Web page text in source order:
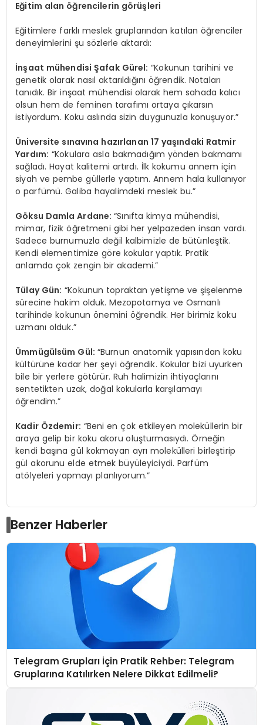
Eğitim alan öğrencilerin görüşleri
Eğitimlere farklı meslek gruplarından katılan öğrenciler
deneyimlerini şu sözlerle aktardı:
İnşaat mühendisi Şafak Gürel: “Kokunun tarihini ve
genetik olarak nasıl aktarıldığını öğrendik. Notaları
tanıdık. Bir inşaat mühendisi olarak hem sahada kalıcı
olsun hem de feminen tarafımı ortaya çıkarsın
istiyordum. Koku aslında sizin duygunuzla konuşuyor.”
Üniversite sınavına hazırlanan 17 yaşındaki Ratmir
Yardım: “Kokulara asla bakmadığım yönden bakmamı
sağladı. Hayat kalitemi artırdı. İlk kokumu annem için
siyah ve pembe güllerle yaptım. Annem hala kullanıyor
o parfümü. Galiba hayalimdeki meslek bu.”
Göksu Damla Ardane:“Sınıfta kimya mühendisi,
mimar, fizik öğretmeni gibi her yelpazeden insan vardı.
Sadece burnumuzla değil kalbimizle de bütünleştik.
Kendi elementimize göre kokular yaptık. Pratik
anlamda çok zengin bir akademi.”
Tülay Gün: “Kokunun topraktan yetişme ve şişelenme
sürecine hakim olduk. Mezopotamya ve Osmanlı
tarihinde kokunun önemini öğrendik. Her birimiz koku
uzmanı olduk.”
Ümmügülsüm Gül: “Burnun anatomik yapısından koku
kültürüne kadar her şeyi öğrendik. Kokular bizi uyurken
bile bir yerlere götürür. Ruh halimizin ihtiyaçlarını
sentetikten uzak, doğal kokularla karşılamayı
öğrendim.”
Kadir Özdemir: “Beni en çok etkileyen moleküllerin bir
araya gelip bir koku akoru oluşturmasıydı. Örneğin
kendi başına gül kokmayan ayrı molekülleri birleştirip
gül akorunu elde etmek büyüleyiciydi. Parfüm
atölyeleri yapmayı planlıyorum.”
Benzer Haberler
Telegram Grupları İçin Pratik Rehber: Telegram
Gruplarına Katılırken Nelere Dikkat Edilmeli?